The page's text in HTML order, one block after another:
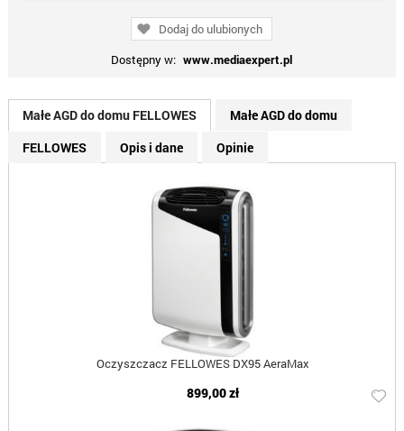
Dodaj do ulubionych
Dostępny w: www.mediaexpert.pl
Małe AGD do domu FELLOWES
Małe AGD do domu
FELLOWES
Opis i dane Opinie
Oczyszczacz FELLOWES DX95 AeraMax
899,00 zł